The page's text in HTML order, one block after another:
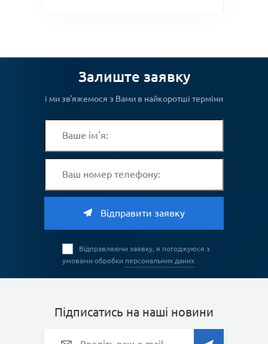
Залиште заявку
і ми зв'яжемося з Вами в найкоротші терміни
Відправити заявку
Відправляючи заявку, я погоджуюся з
умовами обробки персональних даних
Підписатись на наші новини